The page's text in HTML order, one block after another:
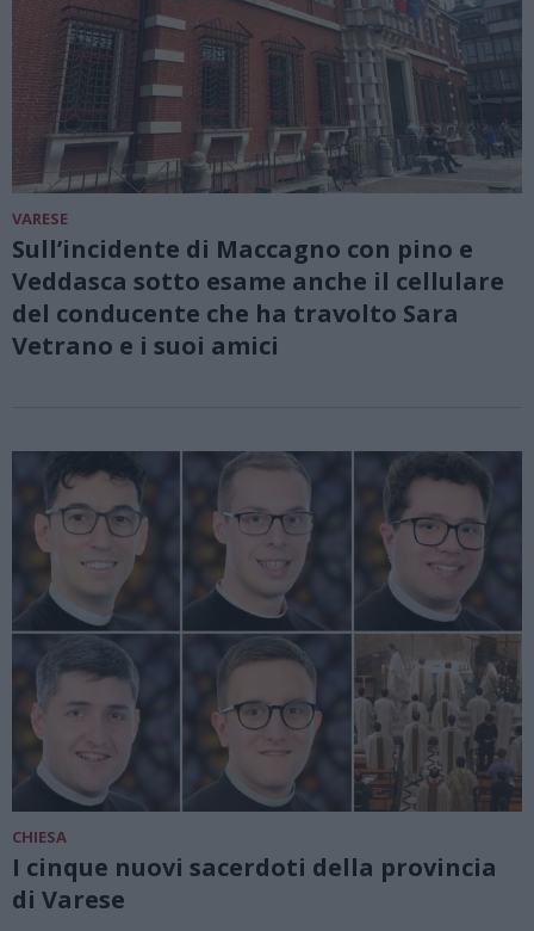
VARESE
Sull’incidente di Maccagno con pino e
Veddasca sotto esame anche il cellulare
del conducente che ha travolto Sara
Vetrano e i suoi amici
CHIESA
I cinque nuovi sacerdoti della provincia
di Varese